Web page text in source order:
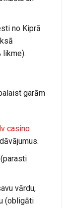
no Kiprā
likme).
garām
casino
vārdu,
(obligāti